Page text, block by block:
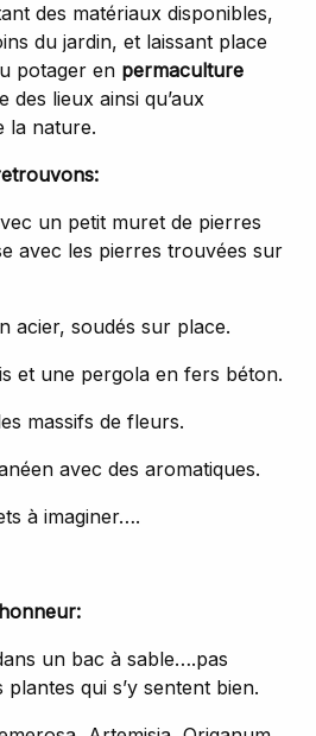
des matériaux disponibles,
du jardin, et laissant place
potager en permaculture
des lieux ainsi qu’aux
la nature.
un petit muret de pierres
avec les pierres trouvées sur
acier, soudés sur place.
et une pergola en fers béton.
massifs de fleurs.
avec des aromatiques.
à imaginer….
un bac à sable….pas
qui s’y sentent bien.